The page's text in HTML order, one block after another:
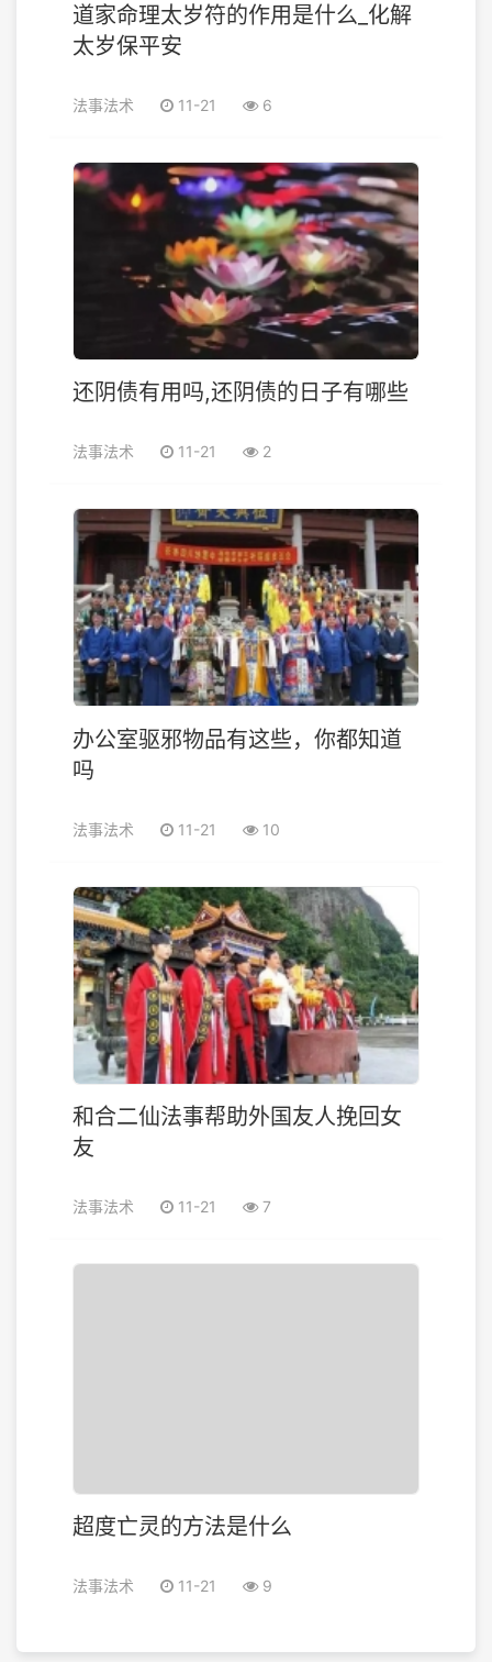
道家命理太岁符的作用是什么_化解
太岁保平安
法事法术 11-21 6
还阴债有用吗,还阴债的日子有哪些
法事法术 11-21 2
办公室驱邪物品有这些，你都知道
吗
法事法术 11-21 10
和合二仙法事帮助外国友人挽回女
友
法事法术 11-21 7
超度亡灵的方法是什么
法事法术 11-21 9